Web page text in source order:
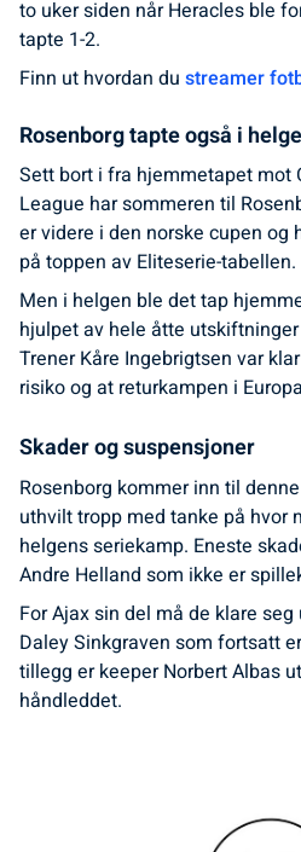
to uker siden når Heracles ble
tapte 1-2.
Finn ut hvordan du streamer
Rosenborg tapte også i
Sett bort i fra hjemmetapet mot
League har sommeren til
er videre i den norske cupen
på toppen av Eliteserie-tabellen.
Men i helgen ble det tap
hjulpet av hele åtte
Trener Kåre Ingebrigtsen var
risiko og at returkampen i
Skader og suspensjoner
Rosenborg kommer inn til
uthvilt tropp med tanke på hvor
helgens seriekamp. Eneste
Andre Helland som ikke er
For Ajax sin del må de klare
Daley Sinkgraven som fortsatt
tillegg er keeper Norbert Albas
håndleddet.